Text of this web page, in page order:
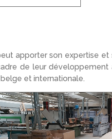
apporter son expertise
de leur
et internationale.